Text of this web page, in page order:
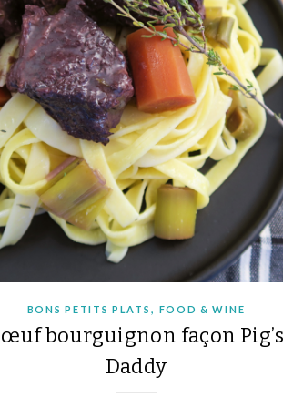
BONS PETITS PLATS , FOOD & WINE
bourguignon façon
Daddy